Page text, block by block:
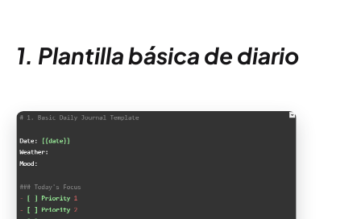
1. Plantilla básica de diario